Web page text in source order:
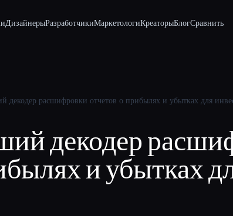
ДизайнерыРазработчикиМаркетологиКреаторыБлогСравнить
декодер расшифровки отчетов о прибылях и убытках для
декодер
и убытках